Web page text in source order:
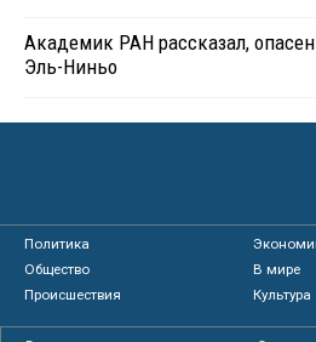
Академик РАН рассказал,
Эль-Ниньо
Политика
Общество
В мире
Происшествия
Культура